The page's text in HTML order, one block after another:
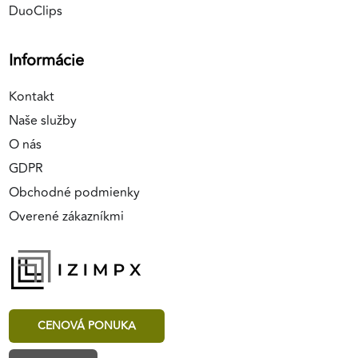
DuoClips
Informácie
Kontakt
Naše služby
O nás
GDPR
Obchodné podmienky
Overené zákazníkmi
CENOVÁ PONUKA